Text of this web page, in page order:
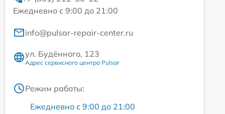
Ежедневно с 9:00 до 21:00
info@pulsar-repair-center.ru
ул. Будённого, 123
Адрес сервисного центра Pulsar
Режим работы:
Ежедневно с 9:00 до 21:00